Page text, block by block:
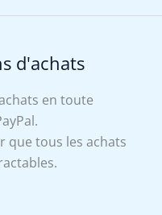
d'achats
en toute
que tous les achats